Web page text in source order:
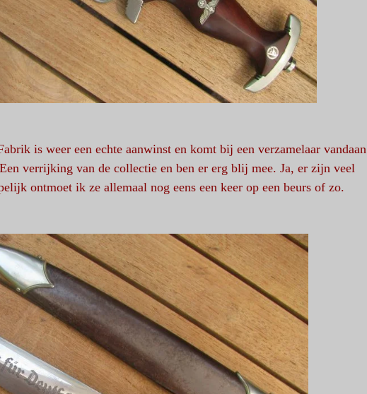
is weer een echte aanwinst en komt bij een verzamelaar vandaan
verrijking van de collectie en ben er erg blij mee. Ja, er zijn veel
ontmoet ik ze allemaal nog eens een keer op een beurs of zo.